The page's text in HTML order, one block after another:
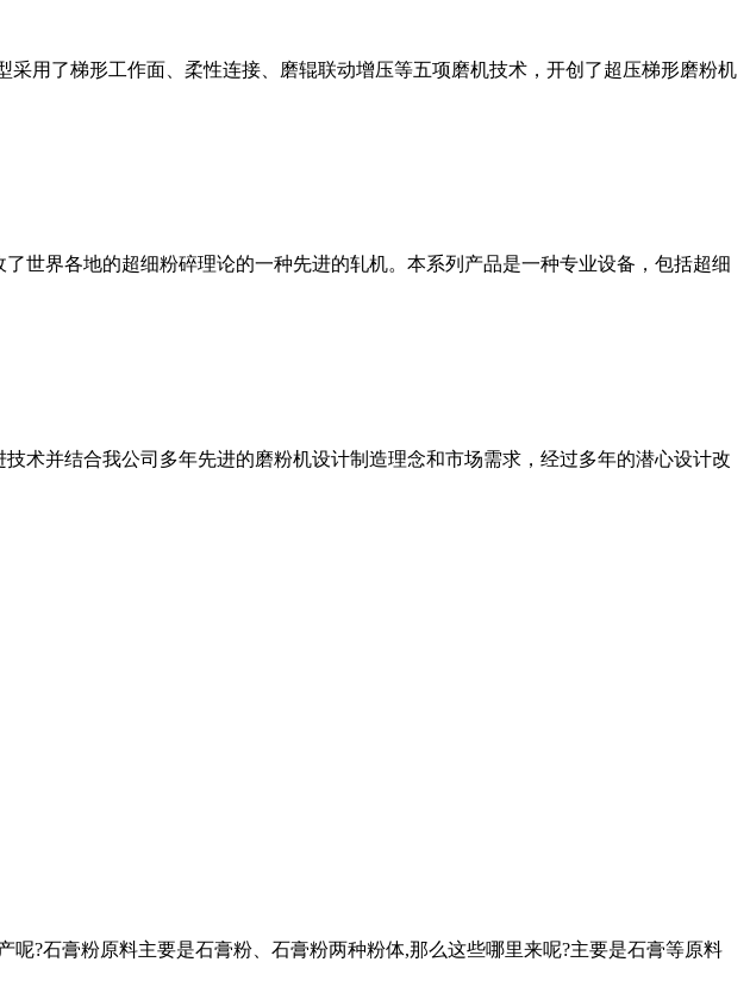
用了梯形工作面、柔性连接、磨辊联动增压等五项磨机技术，开创了超压梯形磨粉机
世界各地的超细粉碎理论的一种先进的轧机。本系列产品是一种专业设备，包括超细
术并结合我公司多年先进的磨粉机设计制造理念和市场需求，经过多年的潜心设计改
呢?石膏粉原料主要是石膏粉、石膏粉两种粉体,那么这些哪里来呢?主要是石膏等原料